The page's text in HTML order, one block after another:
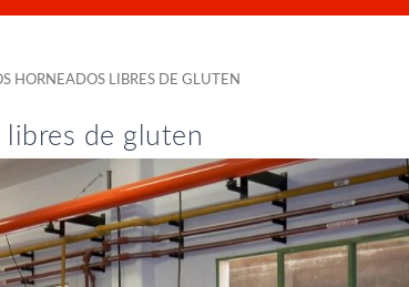
HORNEADOS LIBRES DE GLUTEN
de gluten